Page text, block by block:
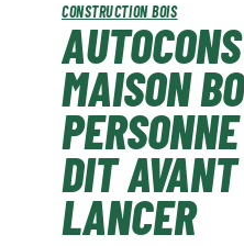
CONSTRUCTION BOIS
MAISON
DIT
LANCER